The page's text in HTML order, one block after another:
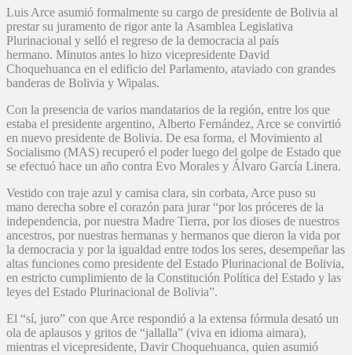
Luis Arce asumió formalmente su cargo de presidente de Bolivia al
prestar su juramento de rigor ante la Asamblea Legislativa
Plurinacional y selló el regreso de la democracia al país
hermano. Minutos antes lo hizo vicepresidente David
Choquehuanca en el edificio del Parlamento, ataviado con grandes
banderas de Bolivia y Wipalas.
Con la presencia de varios mandatarios de la región, entre los que
estaba el presidente argentino, Alberto Fernández, Arce se convirtió
en nuevo presidente de Bolivia. De esa forma, el Movimiento al
Socialismo (MAS) recuperó el poder luego del golpe de Estado que
se efectuó hace un año contra Evo Morales y Álvaro García Linera.
Vestido con traje azul y camisa clara, sin corbata, Arce puso su
mano derecha sobre el corazón para jurar “por los próceres de la
independencia, por nuestra Madre Tierra, por los dioses de nuestros
ancestros, por nuestras hermanas y hermanos que dieron la vida por
la democracia y por la igualdad entre todos los seres, desempeñar las
altas funciones como presidente del Estado Plurinacional de Bolivia,
en estricto cumplimiento de la Constitución Política del Estado y las
leyes del Estado Plurinacional de Bolivia”.
El “sí, juro” con que Arce respondió a la extensa fórmula desató un
ola de aplausos y gritos de “jallalla” (viva en idioma aimara),
mientras el vicepresidente, Davir Choquehuanca, quien asumió